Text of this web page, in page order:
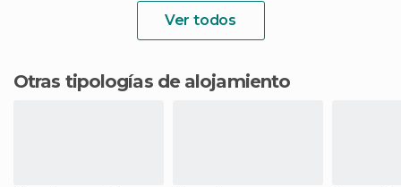
Ver todos
Otras tipologías de alojamiento